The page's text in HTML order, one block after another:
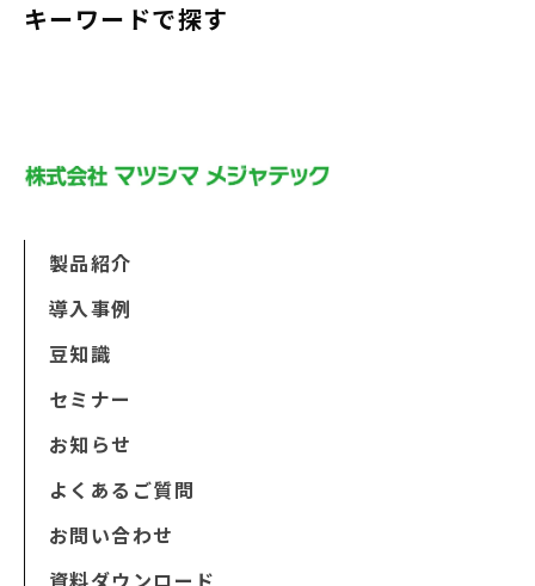
キーワードで探す
製品紹介
導入事例
豆知識
セミナー
お知らせ
よくあるご質問
お問い合わせ